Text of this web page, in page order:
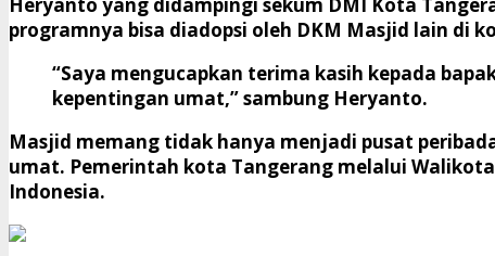
programnya bisa diadopsi oleh DKM Masjid lain di
“Saya mengucapkan terima kasih kepada
kepentingan umat,” sambung Heryanto.
Masjid memang tidak hanya menjadi pusat
umat. Pemerintah kota Tangerang melalui
Indonesia.